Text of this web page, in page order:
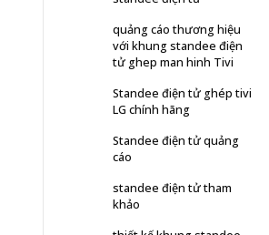
quảng cáo thương hiệu
với khung standee điện
tử ghep man hinh Tivi
Standee điện tử ghép tivi
LG chính hãng
Standee điện tử quảng
cáo
standee điện tử tham
khảo